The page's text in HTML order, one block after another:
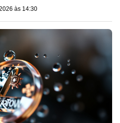
às 14:30